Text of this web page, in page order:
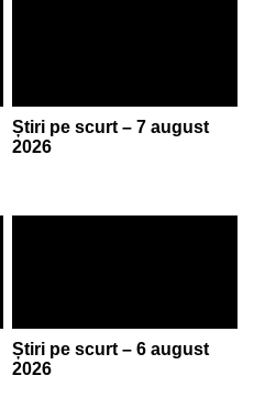
Știri pe scurt – 7 august
2026
Știri pe scurt – 6 august
2026